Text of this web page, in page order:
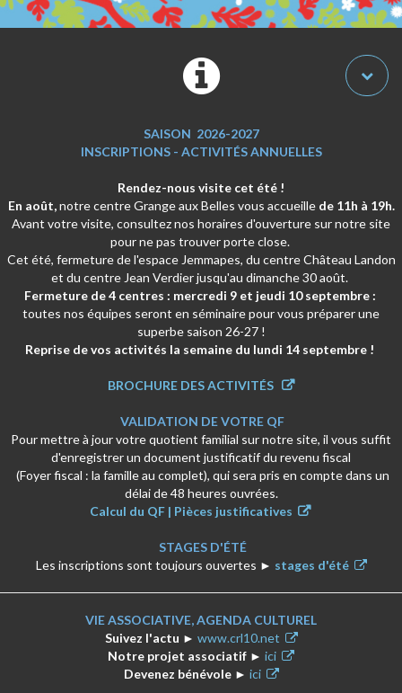
SAISON 2026-2027
INSCRIPTIONS - ACTIVITÉS ANNUELLES
Rendez-nous visite cet été !­
En août,notre centre Grange aux Belles vous accueillede 11h à 19h.
Avant votre visite, consultez nos horaires d'ouverture sur notre site
pour ne pas trouver porte close.
Cet été, fermeture de l'espace Jemmapes, du centre Château Landon
et du centre Jean Verdier jusqu'au dimanche 30 août.
Fermeture de 4 centres : mercredi 9 et jeudi 10 septembre :
toutes nos équipes seront en séminaire pour vous préparer une
superbe saison 26-27 !
Reprise de vos activités la semaine du lundi 14 septembre !
BROCHURE DES ACTIVITÉS
VALIDATION DE VOTRE QF
Pour mettre à jour votre quotient familial sur notre site, il vous suffit
d'enregistrer un document justificatif du revenu fiscal
(Foyer fiscal : la famille au complet), qui sera pris en compte dans un
délai de 48 heures ouvrées.
Calcul du QF | Pièces justificatives
STAGES D'ÉTÉ
Les inscriptions sont toujours ouvertes ► stages d'été
VIE ASSOCIATIVE, AGENDA CULTUREL
Suivez l'actu ► www.crl10.net
Notre projet associatif ► ici
Devenez bénévole► ici